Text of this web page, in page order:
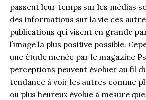
passent leur temps sur les médias
des informations sur la vie des
publications qui visent en grande
l’image la plus positive possible.
une étude menée par le magazine
perceptions peuvent évoluer au fil
tendance à voir les autres comme
ou plus heureux évolue à mesure